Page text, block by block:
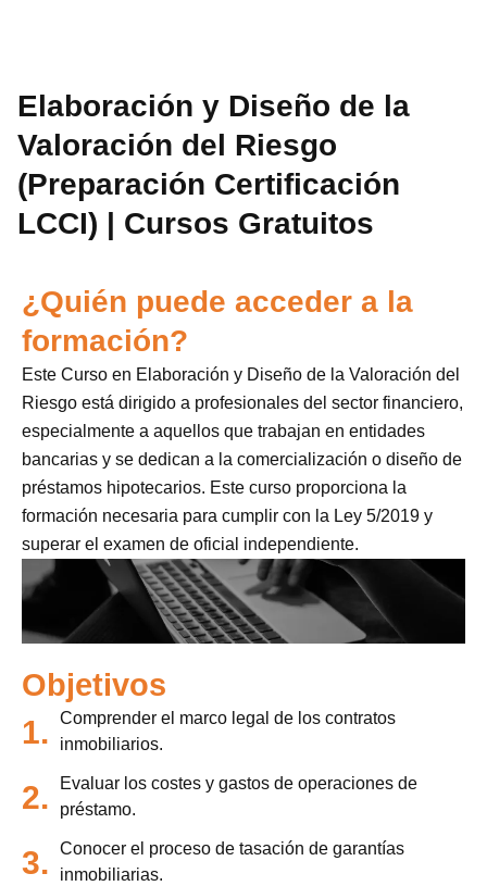
Elaboración y Diseño de la
Valoración del Riesgo
(Preparación Certificación
LCCI) | Cursos Gratuitos
¿Quién puede acceder a la
formación?
Este Curso en Elaboración y Diseño de la Valoración del
Riesgo está dirigido a profesionales del sector financiero,
especialmente a aquellos que trabajan en entidades
bancarias y se dedican a la comercialización o diseño de
préstamos hipotecarios. Este curso proporciona la
formación necesaria para cumplir con la Ley 5/2019 y
superar el examen de oficial independiente.
Objetivos
1.
Comprender el marco legal de los contratos
inmobiliarios.
2.
Evaluar los costes y gastos de operaciones de
préstamo.
3.
Conocer el proceso de tasación de garantías
inmobiliarias.